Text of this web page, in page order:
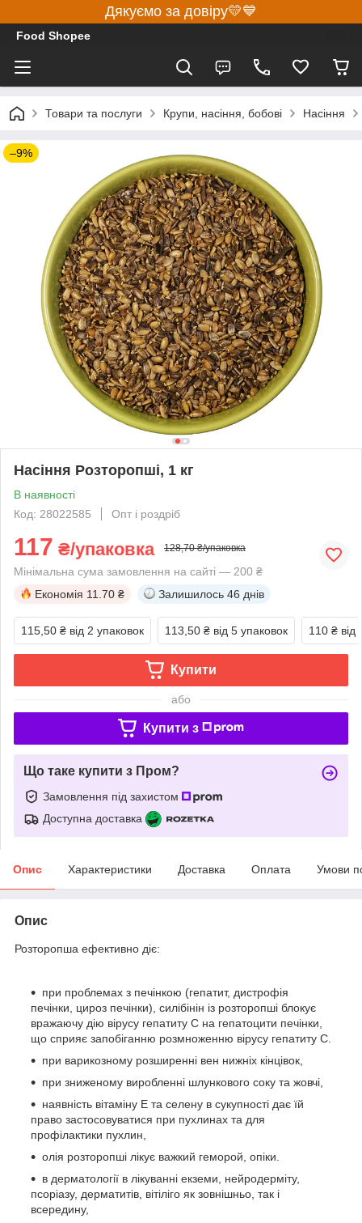
Дякуємо за довіру💛💙
Food Shopee
Товари та послуги Крупи, насіння, бобові Насіння
–9%
Насіння Розторопші, 1 кг
В наявності
Код: 28022585
Опт і роздріб
117 ₴/упаковка 128,70 ₴/упаковка
Мінімальна сума замовлення на сайті — 200 ₴
Економія 11.70 ₴ Залишилось 46 днів
115,50 ₴ від 2 упаковок 113,50 ₴ від 5 упаковок 110 ₴ від
Купити
або
Купити з
Що таке купити з Пром?
Замовлення під захистом
Доступна доставка
Опис Характеристики Доставка Оплата Умови
Опис
Розторопша ефективно діє:
при проблемах з печінкою (гепатит, дистрофія
печінки, цироз печінки), силібінін із розторопші блокує
вражаючу дію вірусу гепатиту С на гепатоцити печінки,
що сприяє запобіганню розмноженню вірусу гепатиту С.
при варикозному розширенні вен нижніх кінцівок,
при зниженому виробленні шлункового соку та жовчі,
наявність вітаміну Е та селену в сукупності дає їй
право застосовуватися при пухлинах та для
профілактики пухлин,
олія розторопші лікує важкий геморой, опіки.
в дерматології в лікуванні екземи, нейродерміту,
псоріазу, дерматитів, вітіліго як зовнішньо, так і
всередину,